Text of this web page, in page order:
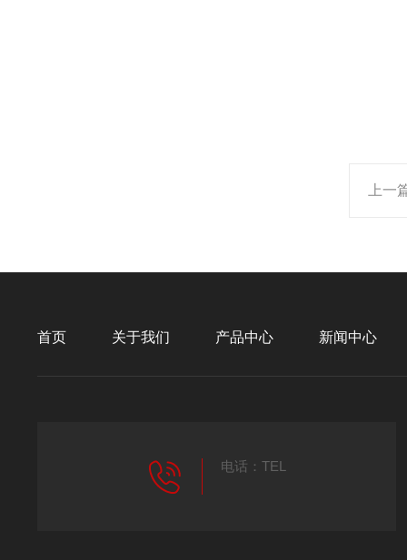
上一
首页 关于我们 产品中心 新闻中心
电话：TEL